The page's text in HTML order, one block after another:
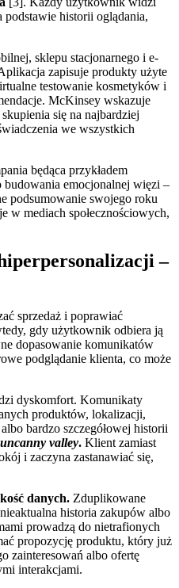
podstawie historii oglądania,
sklepu stacjonarnego i e-
zapisuje produkty użyte
testowanie kosmetyków i
McKinsey wskazuje
się na najbardziej
we wszystkich
będąca przykładem
emocjonalnej więzi –
podsumowanie swojego roku
w mediach społecznościowych,
–
sprzedaż i poprawiać
gdy użytkownik odbiera ją
dopasowanie komunikatów
podglądanie klienta, co może
dyskomfort. Komunikaty
produktów, lokalizacji,
bardzo szczegółowej historii
uncanny valley. Klient zamiast
i zaczyna zastanawiać się,
danych. Zduplikowane
historia zakupów albo
prowadzą do nietrafionych
propozycję produktu, który już
zainteresowań albo ofertę
interakcjami.